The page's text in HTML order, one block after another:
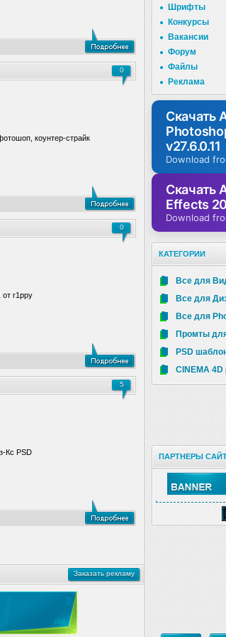
0
коунтер-страйк
0
от r1ppy
5
Кс PSD
Заказать рекламу
Шрифты
Конкурсы
Вакансии
Форум
Файлы
Реклама
Скачать
v27.6.0.11
Download
Скачать
Effects
Download
КАТЕГОРИИ
Все для
Все для
Все для
Промты
PSD
CINEMA 4D
ПАРТНЕРЫ